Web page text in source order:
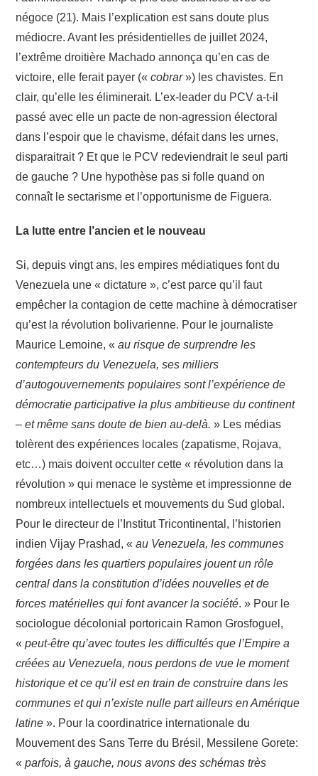
négoce (21). Mais l’explication est sans doute plus
médiocre. Avant les présidentielles de juillet 2024,
l’extrême droitière Machado annonça qu’en cas de
victoire, elle ferait payer («cobrar») les chavistes. En
clair, qu’elle les éliminerait. L’ex-leader du PCV a-t-il
passé avec elle un pacte de non-agression électoral
dans l’espoir que le chavisme, défait dans les urnes,
disparaitrait ? Et que le PCV redeviendrait le seul parti
de gauche ? Une hypothèse pas si folle quand on
connaît le sectarisme et l’opportunisme de Figuera.
La lutte entre l’ancien et le nouveau
Si, depuis vingt ans, les empires médiatiques font du
Venezuela une « dictature », c’est parce qu’il faut
empêcher la contagion de cette machine à démocratiser
qu’est la révolution bolivarienne. Pour le journaliste
Maurice Lemoine, «au risque de surprendre les
contempteurs du Venezuela, ses milliers
d’autogouvernements populaires sont l’expérience de
démocratie participative la plus ambitieuse du continent
– et même sans doute de bien au-delà. » Les médias
tolèrent des expériences locales (zapatisme, Rojava,
etc…) mais doivent occulter cette « révolution dans la
révolution » qui menace le système et impressionne de
nombreux intellectuels et mouvements du Sud global.
Pour le directeur de l’Institut Tricontinental, l’historien
indien Vijay Prashad, «au Venezuela, les communes
forgées dans les quartiers populaires jouent un rôle
central dans la constitution d’idées nouvelles et de
forces matérielles qui font avancer la société. » Pour le
sociologue décolonial portoricain Ramon Grosfoguel,
«peut-être qu’avec toutes les difficultés que l’Empire a
créées au Venezuela, nous perdons de vue le moment
historique et ce qu’il est en train de construire dans les
communes et qui n’existe nulle part ailleurs en Amérique
latine ». Pour la coordinatrice internationale du
Mouvement des Sans Terre du Brésil, Messilene Gorete:
«parfois, à gauche, nous avons des schémas très